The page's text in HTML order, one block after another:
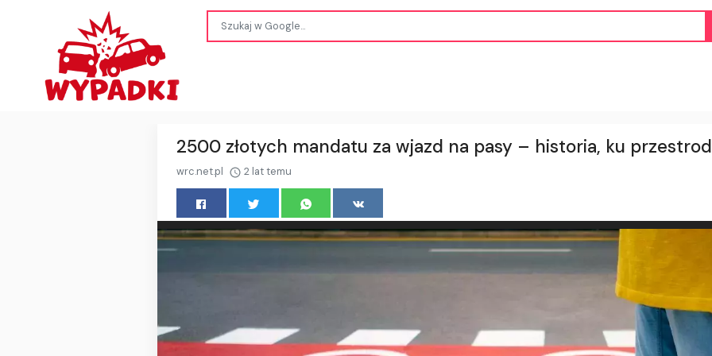
2500 złotych mandatu za wjazd na pasy – historia, ku
wrc.net.pl 2 lat temu